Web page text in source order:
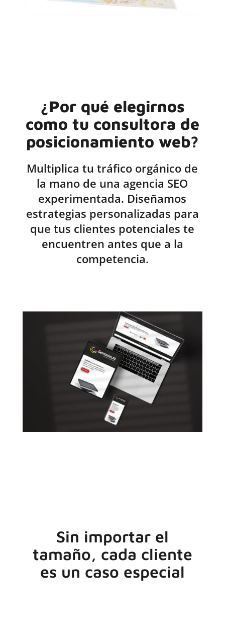
¿Por qué elegirnos
como tu consultora de
posicionamiento web?
Multiplica tu tráfico orgánico de
la mano de una agencia SEO
experimentada. Diseñamos
estrategias personalizadas para
que tus clientes potenciales te
encuentren antes que a la
competencia.
Sin importar el
tamaño, cada cliente
es un caso especial